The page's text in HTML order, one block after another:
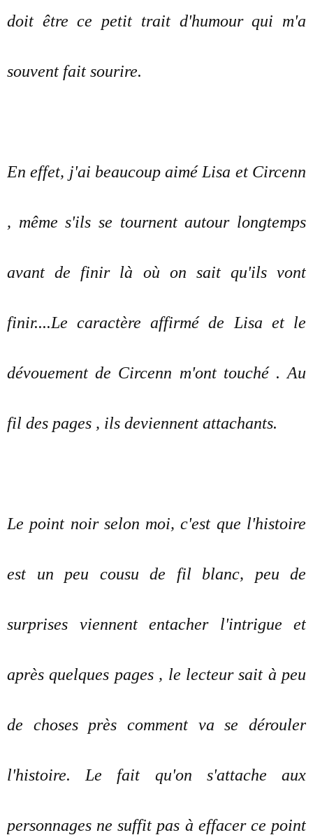
doit être ce petit trait d'humour qui m'a
souvent fait sourire.
En effet, j'ai beaucoup aimé Lisa et Circenn
, même s'ils se tournent autour longtemps
avant de finir là où on sait qu'ils vont
finir....Le caractère affirmé de Lisa et le
dévouement de Circenn m'ont touché . Au
fil des pages , ils deviennent attachants.
Le point noir selon moi, c'est que l'histoire
est un peu cousu de fil blanc, peu de
surprises viennent entacher l'intrigue et
après quelques pages , le lecteur sait à peu
de choses près comment va se dérouler
l'histoire. Le fait qu'on s'attache aux
personnages ne suffit pas à effacer ce point